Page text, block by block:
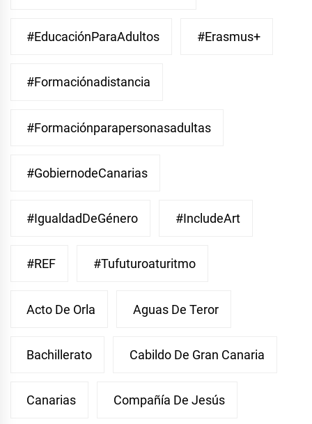
#EducaciónParaAdultos #Erasmus+
#Formaciónadistancia
#Formaciónparapersonasadultas
#GobiernodeCanarias
#IgualdadDeGénero #IncludeArt
#REF #Tufuturoaturitmo
Acto De Orla Aguas De Teror
Bachillerato Cabildo De Gran Canaria
Canarias Compañía De Jesús